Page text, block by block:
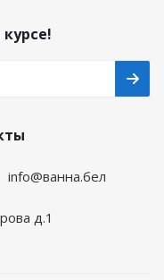
info@ванна.бел
д.1